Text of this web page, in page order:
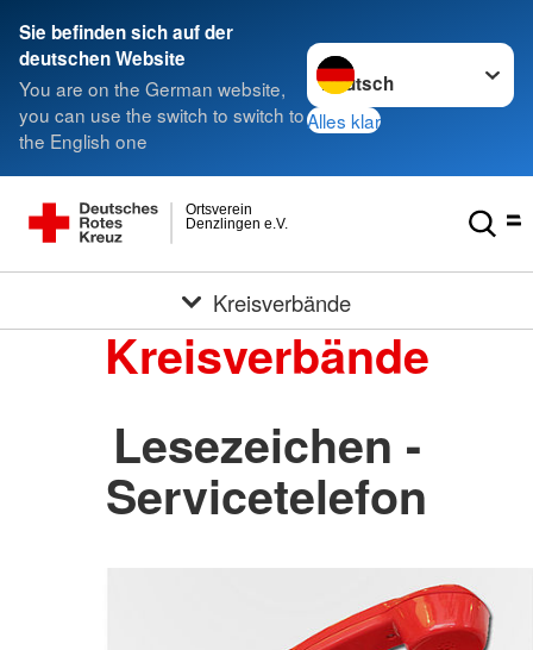
Sie befinden sich auf der
deutschen Website
You are on the German website,
you can use the switch to switch to
the English one
Sprache wechseln zu
Alles klar
Denzlingen e.V.
Ortsverein
Kreisverbände
Kreisverbände
Lesezeichen -
Servicetelefon